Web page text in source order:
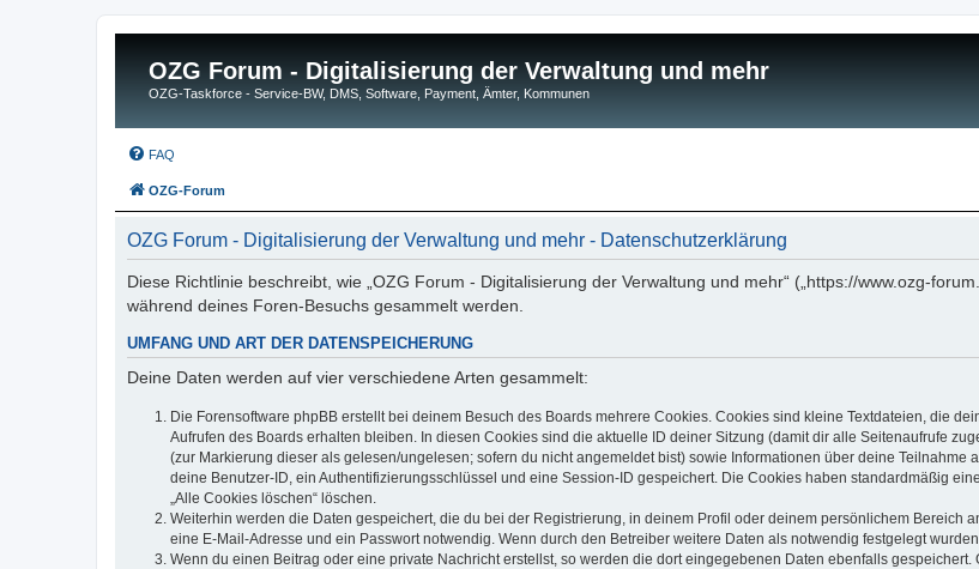
OZG Forum - Digitalisierung der Verwaltung und mehr
OZG-Taskforce - Service-BW, DMS, Software, Payment, Ämter, Kommunen
FAQ
OZG-Forum
OZG Forum - Digitalisierung der Verwaltung und mehr - Datenschutzerklärung
Diese Richtlinie beschreibt, wie „OZG Forum - Digitalisierung der Verwaltung und mehr“ („https://www.ozg-
während deines Foren-Besuchs gesammelt werden.
UMFANG UND ART DER DATENSPEICHERUNG
Deine Daten werden auf vier verschiedene Arten gesammelt:
Die Forensoftware phpBB erstellt bei deinem Besuch des Boards mehrere Cookies. Cookies sind kleine Textdateien, die
Aufrufen des Boards erhalten bleiben. In diesen Cookies sind die aktuelle ID deiner Sitzung (damit dir alle Seitenaufrufe
(zur Markierung dieser als gelesen/ungelesen; sofern du nicht angemeldet bist) sowie Informationen über deine
deine Benutzer-ID, ein Authentifizierungsschlüssel und eine Session-ID gespeichert. Die Cookies haben standardmäßig
„Alle Cookies löschen“ löschen.
Weiterhin werden die Daten gespeichert, die du bei der Registrierung, in deinem Profil oder deinem persönlichem Bereich
eine E-Mail-Adresse und ein Passwort notwendig. Wenn durch den Betreiber weitere Daten als notwendig festgelegt
Wenn du einen Beitrag oder eine private Nachricht erstellst, so werden die dort eingegebenen Daten ebenfalls